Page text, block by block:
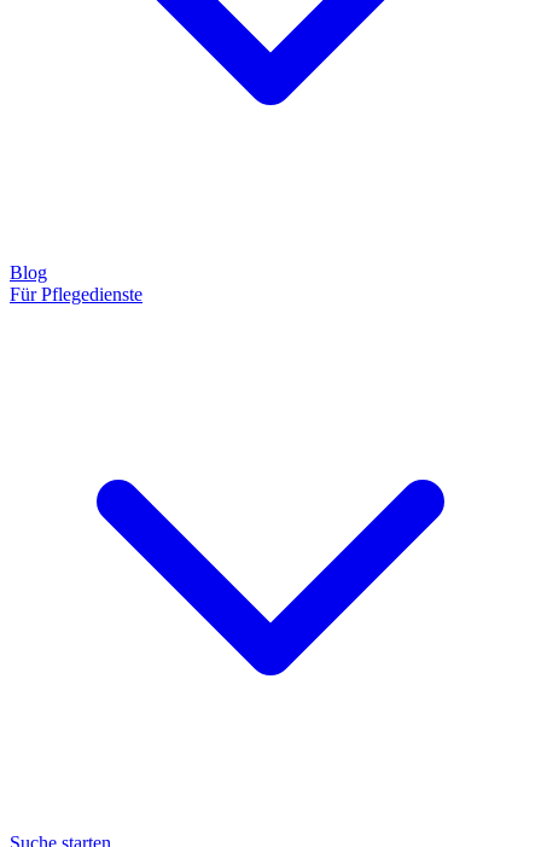
Blog
Für Pflegedienste
Suche starten